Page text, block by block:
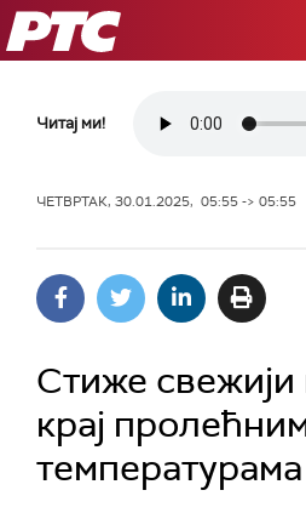
РТС
Читај ми!
ЧЕТВРТАК, 30.01.2025, 05:55 -> 05:55
Стиже свежији
крај
температурама